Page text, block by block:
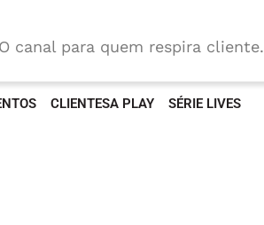
O canal para quem respira cliente.
CLIENTESA PLAY SÉRIE LIVES